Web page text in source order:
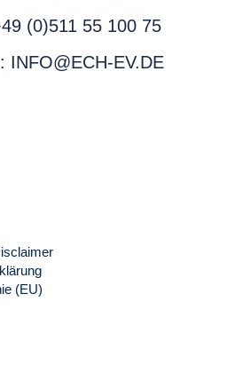
(0)511 55 100 75
INFO@ECH-EV.DE
(EU)